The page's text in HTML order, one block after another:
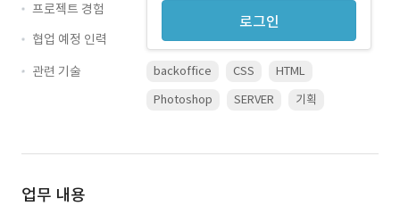
로그인
프로젝트 경험
협업 예정 인력
관련 기술
backoffice CSS
HTML
Photoshop
SERVER 기획
업무 내용